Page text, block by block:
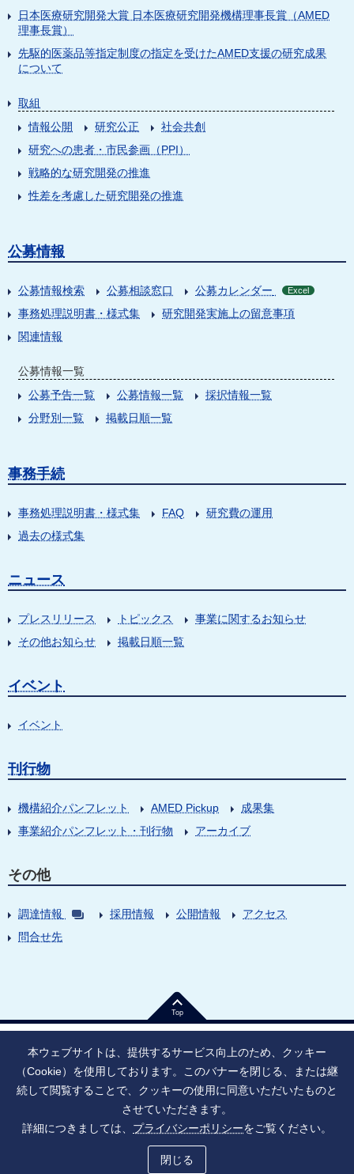
日本医療研究開発大賞 日本医療研究開発機構理事長賞（AMED
理事長賞）
先駆的医薬品等指定制度の指定を受けたAMED支援の研究成果
について
取組
情報公開
研究公正
社会共創
研究への患者・市民参画（PPI）
戦略的な研究開発の推進
性差を考慮した研究開発の推進
公募情報
公募情報検索 公募相談窓口 公募カレンダー Excel
事務処理説明書・様式集
研究開発実施上の留意事項
関連情報
公募情報一覧
公募予告一覧
公募情報一覧
採択情報一覧
分野別一覧
掲載日順一覧
事務手続
事務処理説明書・様式集 FAQ
研究費の運用
過去の様式集
ニュース
プレスリリース トピックス
事業に関するお知らせ
その他お知らせ
掲載日順一覧
イベント
イベント
刊行物
機構紹介パンフレット AMED Pickup
成果集
事業紹介パンフレット・刊行物
アーカイブ
その他
調達情報 採用情報 公開情報
アクセス
問合せ先
Top
法人番号：9010005023796 東京都千代田区大手町1丁目7番1号
寄附のお願い
ご利用上の注意
ソーシャル・ネットワーキング・サービス運用ポリシー
アクセシビリティ
本ウェブサイトは、提供するサービス向上のため、クッキー
（Cookie）を使用しております。このバナーを閉じる、または継
続して閲覧することで、クッキーの使用に同意いただいたものと
させていただきます。
詳細につきましては、 プライバシーポリシーをご覧ください。
閉じる